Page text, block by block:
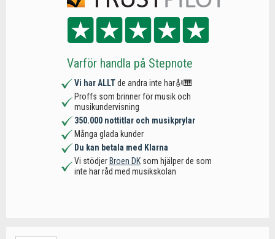
Varför handla på Stepnote
Vi har ALLTde andra inte har🎻🎹
Proffs som brinner för musik och
musikundervisning
350.000 nottitlar och musikprylar
Många glada kunder
Du kan betala med Klarna
Vi stödjer Broen DKsom hjälper de som
inte har råd med musikskolan